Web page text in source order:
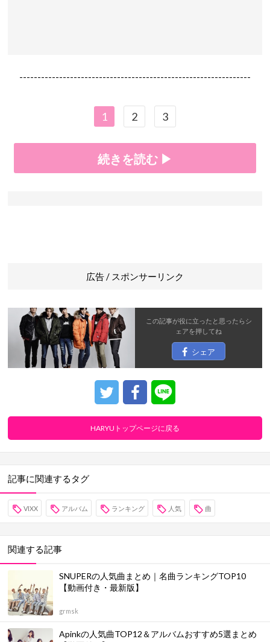
----------------------------------------------------------------
1 2 3
続きを読む ▶
広告 / スポンサーリンク
この記事が役に立ったと思ったらシ
ェアを押してね
シェア
HARYUトップページに戻る
記事に関連するタグ
VIXX アルバム ランキング 人気 曲
関連する記事
SNUPERの人気曲まとめ｜名曲ランキングTOP10
【動画付き・最新版】
grmsk
Apinkの人気曲TOP12＆アルバムおすすめ5選まとめ